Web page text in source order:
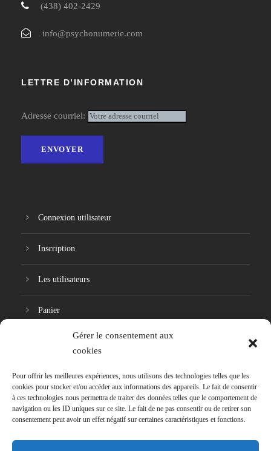
Gérer le consentement aux
cookies
Pour offrir les meilleures expériences, nous utilisons des technologies telles que les
cookies pour stocker et/ou accéder aux informations des appareils. Le fait de consentir
à ces technologies nous permettra de traiter des données telles que le comportement de
navigation ou les ID uniques sur ce site. Le fait de ne pas consentir ou de retirer son
consentement peut avoir un effet négatif sur certaines caractéristiques et fonctions.
(438) 402-2429
info@psychonumerie.com
LETTRE D’INFORMATION
Adresse courriel:
Connexion utilisateur
Inscription
Les utilisateurs
Panier
Réinitialisation du mot de passe